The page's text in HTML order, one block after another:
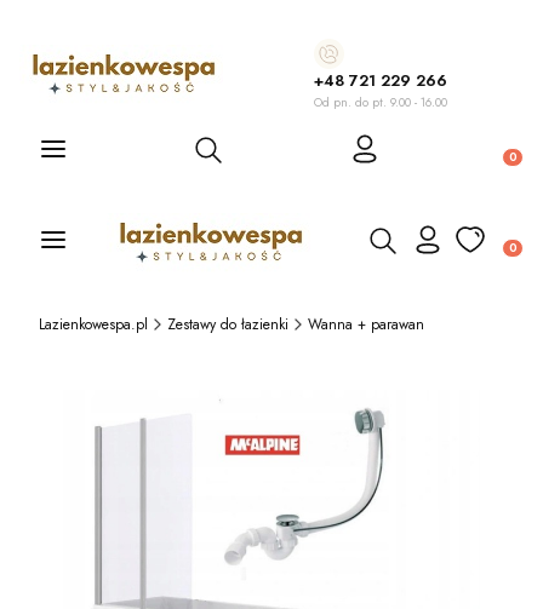
+48 721 229 266
Od pn. do pt. 9.00 - 16.00
Otwórz wyszukiwarkę
Otwórz wyszukiwarkę
Lazienkowespa.pl Zestawy do łazienki Wanna + parawan